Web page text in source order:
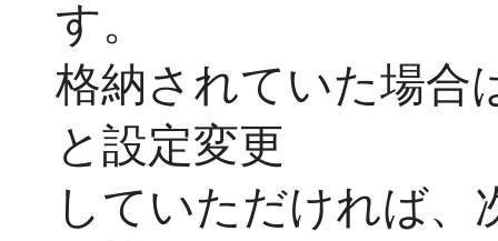
す。
格納されていた場合
と設定変更
していただければ